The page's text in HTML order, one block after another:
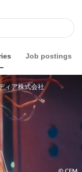
Job postings
ィア株式会社